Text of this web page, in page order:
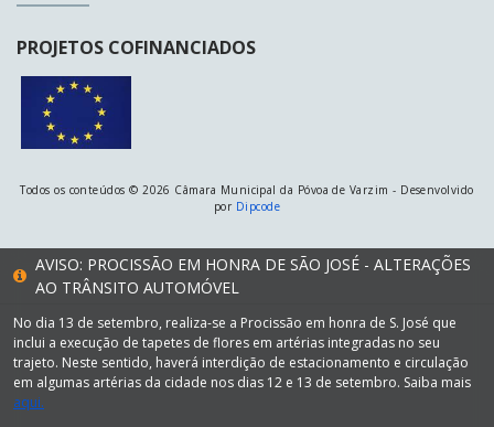
PROJETOS COFINANCIADOS
Todos os conteúdos © 2026 Câmara Municipal da Póvoa de Varzim - Desenvolvido
por Dipcode
AVISO: PROCISSÃO EM HONRA DE SÃO JOSÉ - ALTERAÇÕES
AO TRÂNSITO AUTOMÓVEL
No dia 13 de setembro, realiza-se a Procissão em honra de S. José que
inclui a execução de tapetes de flores em artérias integradas no seu
trajeto. Neste sentido, haverá interdição de estacionamento e circulação
em algumas artérias da cidade nos dias 12 e 13 de setembro. Saiba mais
aqui.